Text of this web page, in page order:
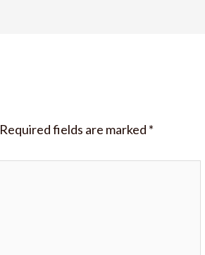
Required fields are marked *